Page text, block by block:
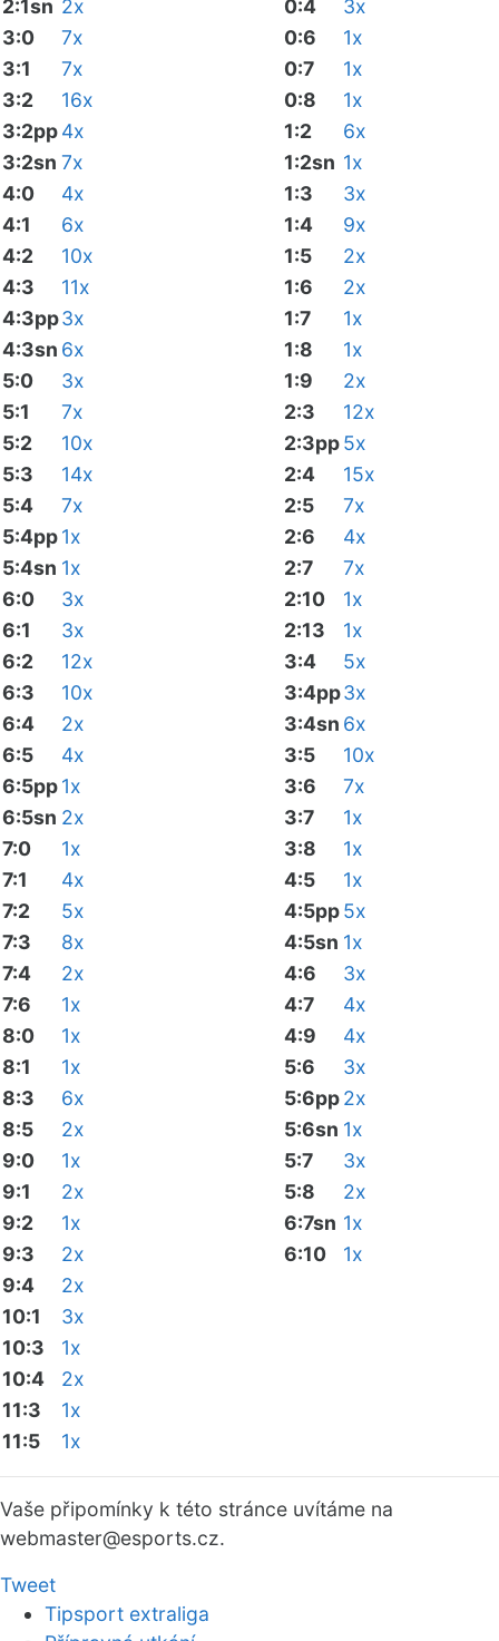
2:1sn 2x
3:0
7x
3:1
7x
3:2
16x
3:2pp4x
3:2sn 7x
4:0
4x
4:1
6x
4:2
10x
4:3
11x
4:3pp3x
4:3sn 6x
5:0
3x
5:1
7x
5:2
10x
5:3
14x
5:4
7x
5:4pp1x
5:4sn 1x
6:0
3x
6:1
3x
6:2
12x
6:3
10x
6:4
2x
6:5
4x
6:5pp1x
6:5sn 2x
7:0
1x
7:1
4x
7:2
5x
7:3
8x
7:4
2x
7:6
1x
8:0
1x
8:1
1x
8:3
6x
8:5
2x
9:0
1x
9:1
2x
9:2
1x
9:3
2x
9:4
2x
10:1
3x
10:3
1x
10:4
2x
11:3
1x
11:5
1x
0:4
3x
0:6
1x
0:7
1x
0:8
1x
1:2
6x
1:2sn 1x
1:3
3x
1:4
9x
1:5
2x
1:6
2x
1:7
1x
1:8
1x
1:9
2x
2:3
12x
2:3pp5x
2:4
15x
2:5
7x
2:6
4x
2:7
7x
2:10
1x
2:13
1x
3:4
5x
3:4pp3x
3:4sn 6x
3:5
10x
3:6
7x
3:7
1x
3:8
1x
4:5
1x
4:5pp5x
4:5sn 1x
4:6
3x
4:7
4x
4:9
4x
5:6
3x
5:6pp2x
5:6sn 1x
5:7
3x
5:8
2x
6:7sn 1x
6:10
1x
Vaše připomínky k této stránce uvítáme na
webmaster@esports.cz.
Tweet
Tipsport extraliga